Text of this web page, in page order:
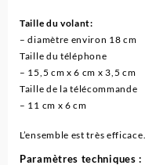
Taille du volant:
– diamètre environ 18 cm
Taille du téléphone
– 15,5 cm x 6 cm x 3,5 cm
Taille de la télécommande
– 11 cm x 6 cm
L’ensemble est très efficace.
Paramètres techniques :